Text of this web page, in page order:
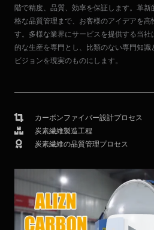
階で精度、品質、効率を保証します。革
格な品質管理まで、お客様のアイデアを高
す。多様な業界にサービスを提供する当
的な生産を専門とし、比類のない専門知
ビジョンを現実のものにします。
カーボンファイバー設計プロセス
炭素繊維製造工程
炭素繊維の品質管理プロセス